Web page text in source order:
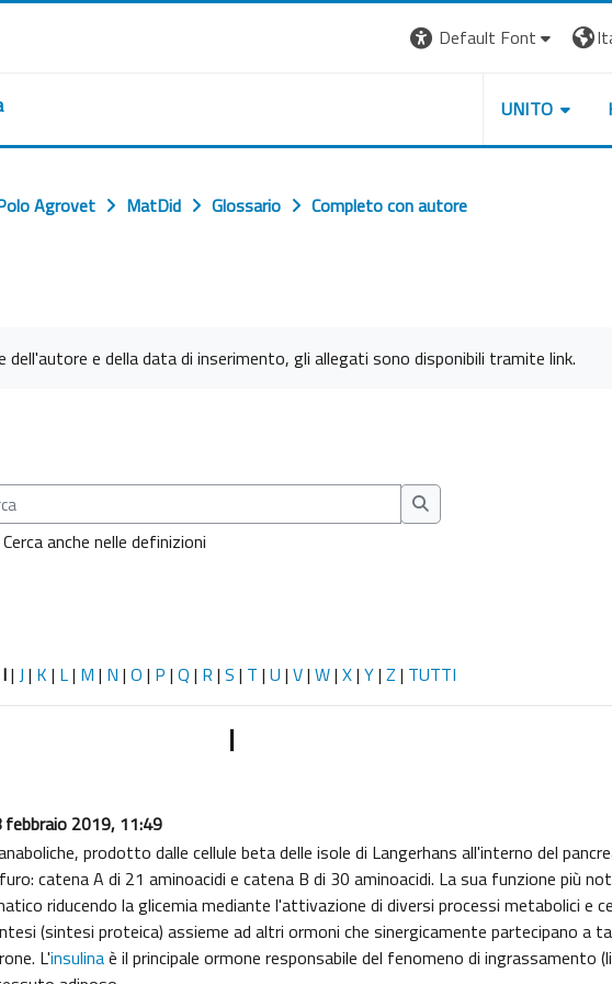
Default Font
UNITO
Agrovet MatDid Glossario Completo con autore
e della data di inserimento, gli allegati sono disponibili tramite link.
Cerca
Cerca anche nelle definizioni
I| J | K | L| M | N | O | P | Q | R | S | T | U | V| W| X| Y| Z | TUTTI
I
febbraio 2019, 11:49
prodotto dalle cellule beta delle isole di Langerhans all'interno del
catena A di 21 aminoacidi e catena B di 30 aminoacidi. La sua funzione più
riducendo la glicemia mediante l'attivazione di diversi processi metabolici e
(sintesi proteica) assieme ad altri ormoni che sinergicamente partecipano a
L'insulinaè il principale ormone responsabile del fenomeno di ingrassamento